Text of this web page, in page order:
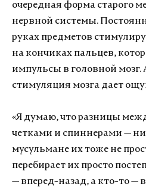
очередная форма старого
нервной системы.
руках предметов
на кончиках пальцев,
импульсы в головной мозг.
стимуляция мозга дает
«Я думаю, что разницы
четками и спиннерами —
мусульмане их тоже не
перебирает их просто
— вперед-назад, а кто-то —